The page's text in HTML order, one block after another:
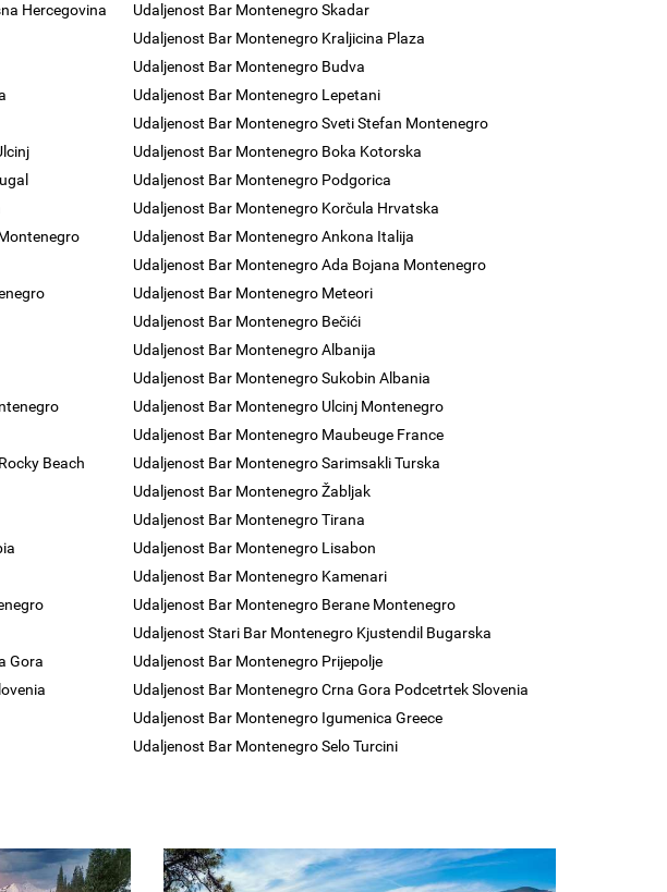
Hercegovina
Udaljenost Bar Montenegro Skadar
Udaljenost Bar Montenegro Kraljicina Plaza
Udaljenost Bar Montenegro Budva
Udaljenost Bar Montenegro Lepetani
Udaljenost Bar Montenegro Sveti Stefan Montenegro
Udaljenost Bar Montenegro Boka Kotorska
Udaljenost Bar Montenegro Podgorica
Udaljenost Bar Montenegro Korčula Hrvatska
Udaljenost Bar Montenegro Ankona Italija
Udaljenost Bar Montenegro Ada Bojana Montenegro
Udaljenost Bar Montenegro Meteori
Udaljenost Bar Montenegro Bečići
Udaljenost Bar Montenegro Albanija
Udaljenost Bar Montenegro Sukobin Albania
Udaljenost Bar Montenegro Ulcinj Montenegro
Udaljenost Bar Montenegro Maubeuge France
Beach
Udaljenost Bar Montenegro Sarimsakli Turska
Udaljenost Bar Montenegro Žabljak
Udaljenost Bar Montenegro Tirana
Udaljenost Bar Montenegro Lisabon
Udaljenost Bar Montenegro Kamenari
Udaljenost Bar Montenegro Berane Montenegro
Udaljenost Stari Bar Montenegro Kjustendil Bugarska
Gora
Udaljenost Bar Montenegro Prijepolje
Udaljenost Bar Montenegro Crna Gora Podcetrtek Slovenia
Udaljenost Bar Montenegro Igumenica Greece
Udaljenost Bar Montenegro Selo Turcini